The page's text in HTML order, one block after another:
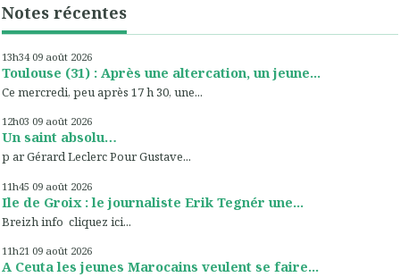
Notes récentes
13h34 09 août 2026
Toulouse (31) : Après une altercation, un jeune...
Ce mercredi, peu après 17 h 30, une...
12h03 09 août 2026
Un saint absolu…
p ar Gérard Leclerc Pour Gustave...
11h45 09 août 2026
Ile de Groix : le journaliste Erik Tegnér une...
Breizh info cliquez ici...
11h21 09 août 2026
A Ceuta les jeunes Marocains veulent se faire...